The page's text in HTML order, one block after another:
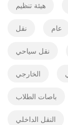
هيئة تنظيم
نقل عام
نقل سياحي
الخارجي
باصات الطلاب
النقل الداخلي